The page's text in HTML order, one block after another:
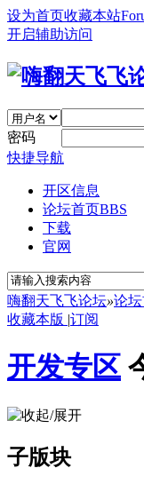
设为首页收藏本站
开启辅助访问
密码
快捷导航
开区信息
论坛首页BBS
下载
官网
嗨翻天飞飞论坛»论
收藏本版 |订阅
开发专区
子版块